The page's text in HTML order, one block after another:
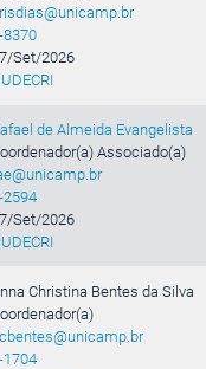
8370
Set/2026
de Almeida Evangelista
Associado(a)
2594
Set/2026
Christina Bentes da Silva
1704